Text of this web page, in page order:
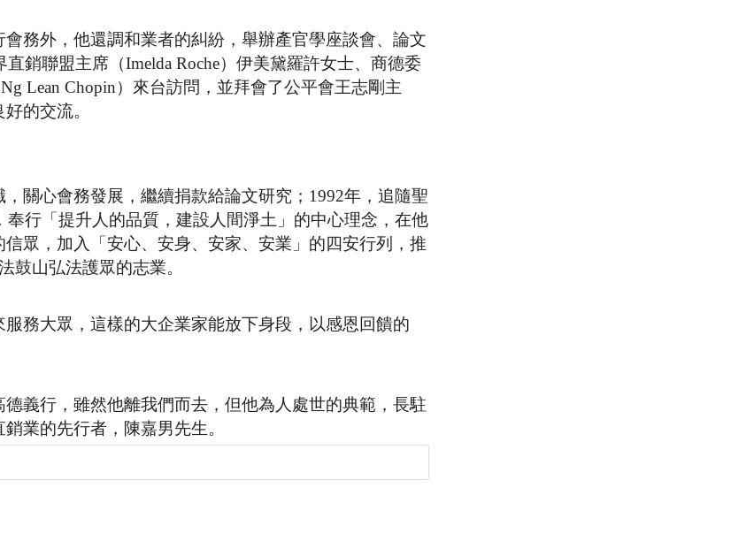
務外，他還調和業者的糾紛，舉辦產官學座談會、論文
銷聯盟主席（Imelda Roche）伊美黛羅許女士、商德委
Lean Chopin）來台訪問，並拜會了公平會王志剛主
的交流。
關心會務發展，繼續捐款給論文研究；1992年，追隨聖
行「提升人的品質，建設人間淨土」的中心理念，在他
眾，加入「安心、安身、安家、安業」的四安行列，推
鼓山弘法護眾的志業。
務大眾，這樣的大企業家能放下身段，以感恩回饋的
義行，雖然他離我們而去，但他為人處世的典範，長駐
業的先行者，陳嘉男先生。